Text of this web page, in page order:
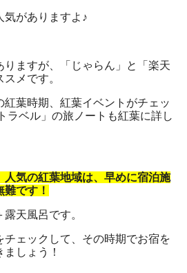
気がありますよ♪
ますが、「じゃらん」と「楽天
メです。
紅葉時期、紅葉イベントがチェッ
ラベル」の旅ノートも紅葉に詳し
人気の紅葉地域は、早めに宿泊施
です！
天風呂です。
チェックして、その時期でお宿を
しょう！